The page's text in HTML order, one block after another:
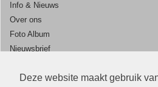
Deze website maakt gebruik
Info & Nieuws
Over ons
Foto Album
Nieuwsbrief
Contact